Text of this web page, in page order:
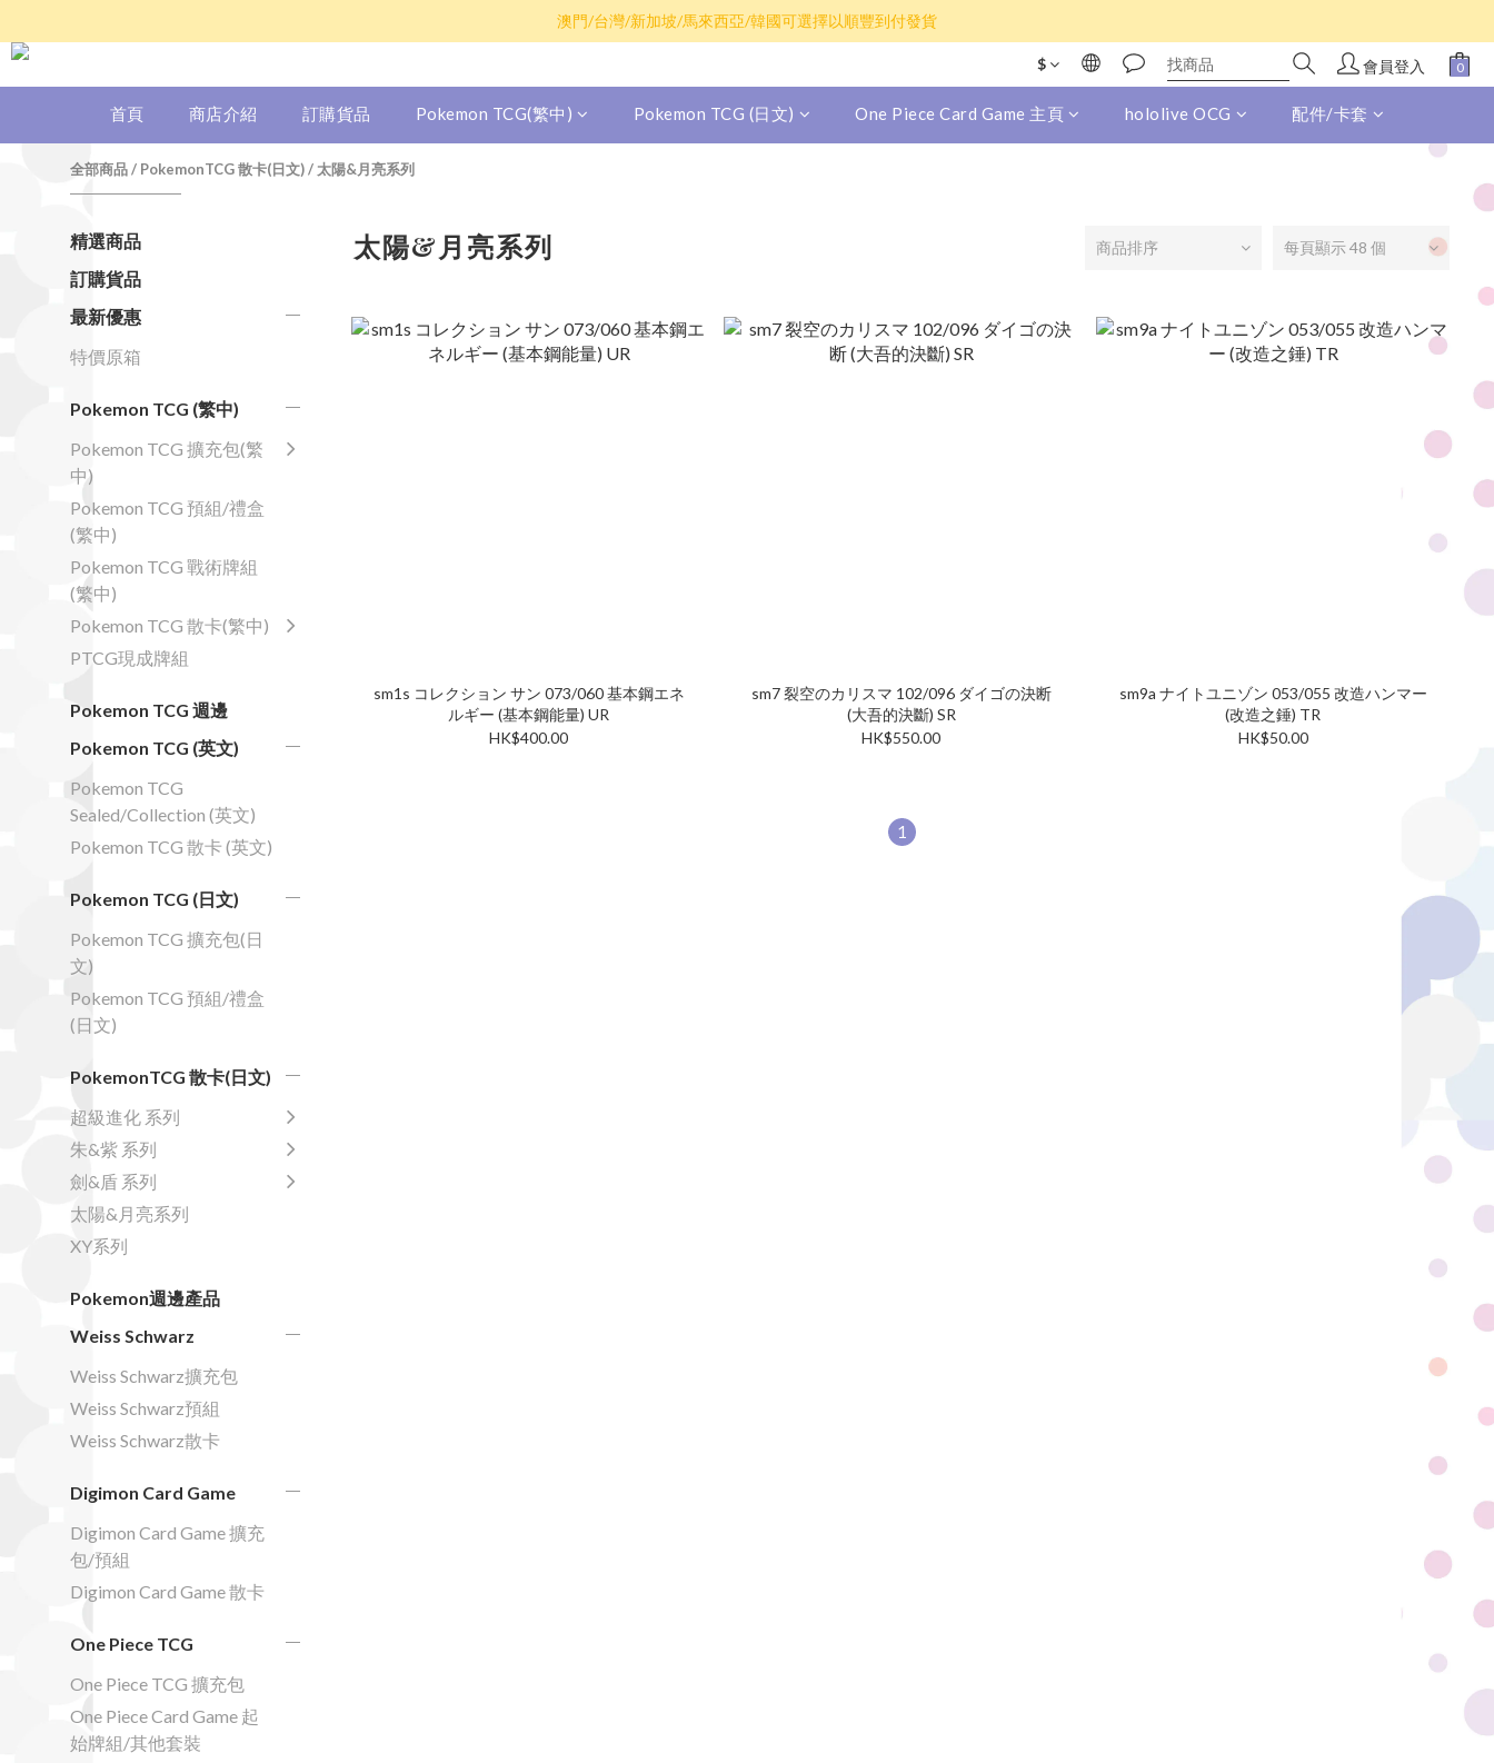
散卡買滿$100包平郵，全部產品買滿$800包順豐(香港境內)
澳門/台灣/新加坡/馬來西亞/韓國可選擇以順豐到付發貨
$ 會員登入
首頁 商店介紹 訂購貨品 Pokemon TCG(繁中) Pokemon TCG (日文) One Piece Card Game 主頁 hololive OCG 配件/卡套
全部商品/ PokemonTCG 散卡(日文)/ 太陽&月亮系列
精選商品
訂購貨品
最新優惠
特價原箱
Pokemon TCG (繁中)
Pokemon TCG 擴充包(繁
中)
Pokemon TCG 預組/禮盒
(繁中)
Pokemon TCG 戰術牌組
(繁中)
Pokemon TCG 散卡(繁中)
PTCG現成牌組
Pokemon TCG 週邊
Pokemon TCG (英文)
Pokemon TCG
Sealed/Collection (英文)
Pokemon TCG 散卡 (英文)
Pokemon TCG (日文)
Pokemon TCG 擴充包(日
文)
Pokemon TCG 預組/禮盒
(日文)
PokemonTCG 散卡(日文)
超級進化 系列
朱&紫 系列
劍&盾 系列
太陽&月亮系列
XY系列
Pokemon週邊產品
Weiss Schwarz
Weiss Schwarz擴充包
Weiss Schwarz預組
Weiss Schwarz散卡
Digimon Card Game
Digimon Card Game 擴充
包/預組
Digimon Card Game 散卡
One Piece TCG
One Piece TCG 擴充包
One Piece Card Game 起
始牌組/其他套裝
太陽&月亮系列 商品排序 每頁顯示 48 個
sm1s コレクション サン 073/060 基本鋼エネ
ルギー (基本鋼能量) UR
HK$400.00
sm7 裂空のカリスマ 102/096 ダイゴの決断
(大吾的決斷) SR
HK$550.00
sm9a ナイトユニゾン 053/055 改造ハンマー
(改造之錘) TR
HK$50.00
1